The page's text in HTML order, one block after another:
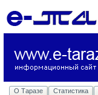
О Таразе Статистика